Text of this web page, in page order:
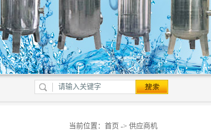
当前位置： 首页 -> 供应商机